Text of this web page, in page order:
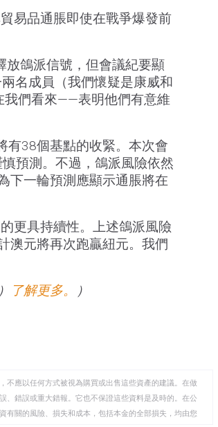
易品通脹即使在戰爭爆發前
放鴿派信號，但會議紀要顯
名成員（我們懷疑是康威和
們看來——表明他們有意維
有38個基點的收緊。本次會
預測。不過，鴿派風險依然
下一輪預測應顯示通脹將在
更具持續性。上述鴿派風險
澳元將再次跑贏紐元。我們
了解更多。 ）
不應以任何方式被視為購買或出售這些資產的建議。在做
、錯誤或重大錯報。它也不保證這些資料是及時的。在公
有關的風險、損失和成本，包括本金的全部損失，均由您